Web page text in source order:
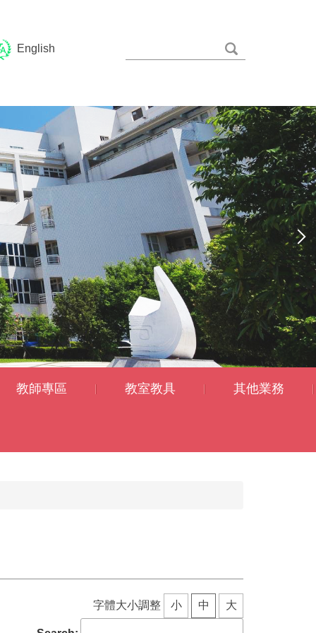
English
教師專區 教室教具 其他業務
字體大小調整 小 中 大